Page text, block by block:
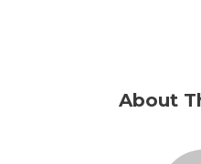
About